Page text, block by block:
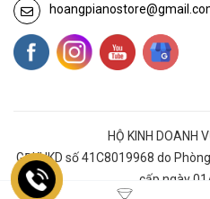
HỘ KINH DOANH
GĐKHKD số 41C8019968 do
cấp ngày